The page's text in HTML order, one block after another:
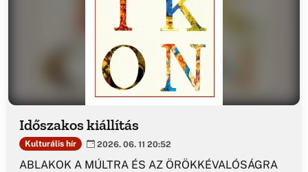
Időszakos kiállítás
Kulturális hír 2026. 06. 11 20:52
ABLAKOK A MÚLTRA ÉS AZ ÖRÖKKÉVALÓSÁGRA